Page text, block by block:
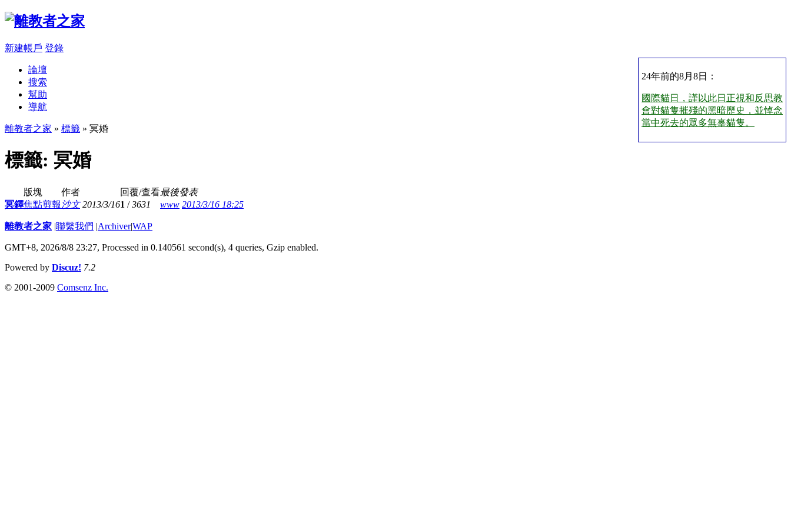
新建帳戶 登錄
24年前的8月8日：
國際貓日，謹以此日正視和反思教
會對貓隻摧殘的黑暗歷史，並悼念
當中死去的眾多無辜貓隻。
論壇
搜索
幫助
導航
離教者之家 » 標籤 » 冥婚
標籤: 冥婚
版塊 作者 回覆/查看最後發表
冥鐸焦點剪報 沙文 2013/3/161 /3631 www 2013/3/16 18:25
離教者之家 |聯繫我們 |Archiver|WAP
GMT+8, 2026/8/8 23:27, Processed in 0.140561 second(s), 4 queries, Gzip enabled.
Powered by Discuz! 7.2
© 2001-2009 Comsenz Inc.